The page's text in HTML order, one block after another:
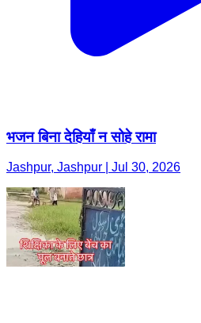
भजन बिना देहियाँ न सोहे रामा
Jashpur, Jashpur | Jul 30, 2026